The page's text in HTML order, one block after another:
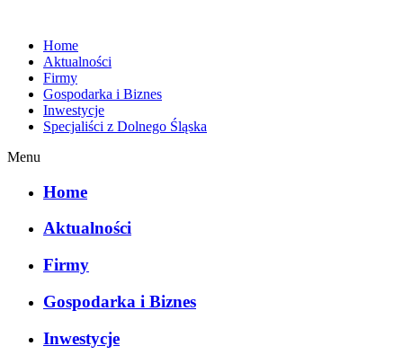
Home
Aktualności
Firmy
Gospodarka i Biznes
Inwestycje
Specjaliści z Dolnego Śląska
Menu
Home
Aktualności
Firmy
Gospodarka i Biznes
Inwestycje